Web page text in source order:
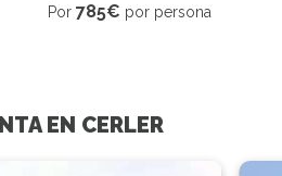
Por 785€ por persona
EN CERLER